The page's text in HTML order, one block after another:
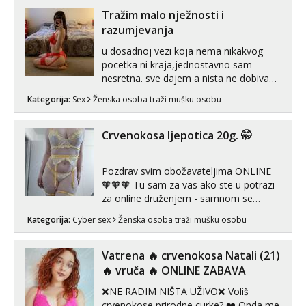
link ispod i nadji me tamo, cekam te!
Tražim malo nježnosti i
razumjevanja
u dosadnoj vezi koja nema nikakvog
pocetka ni kraja,jednostavno sam
nesretna. sve dajem a nista ne dobivam
zadovoljiti moje potrebe,ne trazim puno
volim njezan seks i njezne poljupce po
tijelu koji me jako pale,obozavam kad
Kategorija: Sex Ženska osoba traži mušku osobu
Crvenokosa ljepotica 20g. 🤭
Pozdrav svim obožavateljima ONLINE
🧡🧡🧡 Tu sam za vas ako ste u potrazi
za online druženjem - samnom se
možete zabaviti preko videopoziva, ili
ako vam nisam dovoljna radim i u paru i
😉 Radim i vruća tipkanja uz slike i hot
line pozive. Za vas sam pripremila ...
Kategorija: Cyber sex Ženska osoba traži mušku osobu
Vatrena ‎️‍🔥 crvenokosa Natali (21)
‎️‍🔥 vruča‎ ️‍🔥 ONLINE ZABAVA
❌NE RADIM NIŠTA UŽIVO❌ Voliš